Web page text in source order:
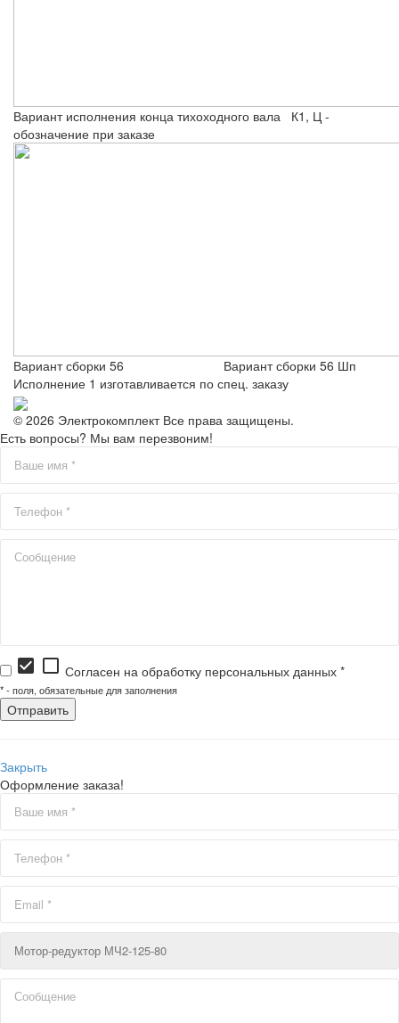
Вариант исполнения конца тихоходного вала К1, Ц -
обозначение при заказе
Вариант сборки 56 Вариант сборки 56 Шп
Исполнение 1 изготавливается по спец. заказу
© 2026 Электрокомплект Все права защищены.
Есть вопросы? Мы вам перезвоним!
check_box check_box_outline_blank Согласен на обработку персональных данных *
*- поля, обязательные для заполнения
Закрыть
Оформление заказа!